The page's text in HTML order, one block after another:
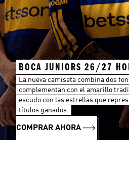
BOCA JUNIORS 26/27
La nueva camiseta combina dos
complementan con el amarillo
escudo con las estrellas que
títulos ganados.
COMPRAR AHORA